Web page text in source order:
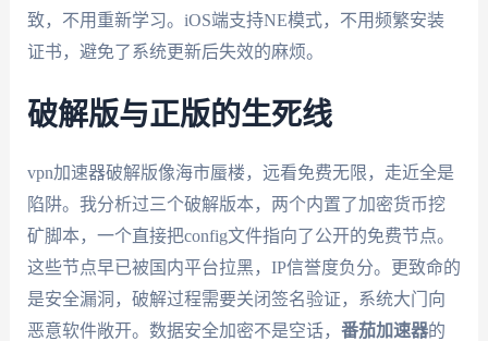
致，不用重新学习。iOS端支持NE模式，不用频繁安装
证书，避免了系统更新后失效的麻烦。
破解版与正版的生死线
vpn加速器破解版像海市蜃楼，远看免费无限，走近全是
陷阱。我分析过三个破解版本，两个内置了加密货币挖
矿脚本，一个直接把config文件指向了公开的免费节点。
这些节点早已被国内平台拉黑，IP信誉度负分。更致命的
是安全漏洞，破解过程需要关闭签名验证，系统大门向
恶意软件敞开。数据安全加密不是空话， 番茄加速器的